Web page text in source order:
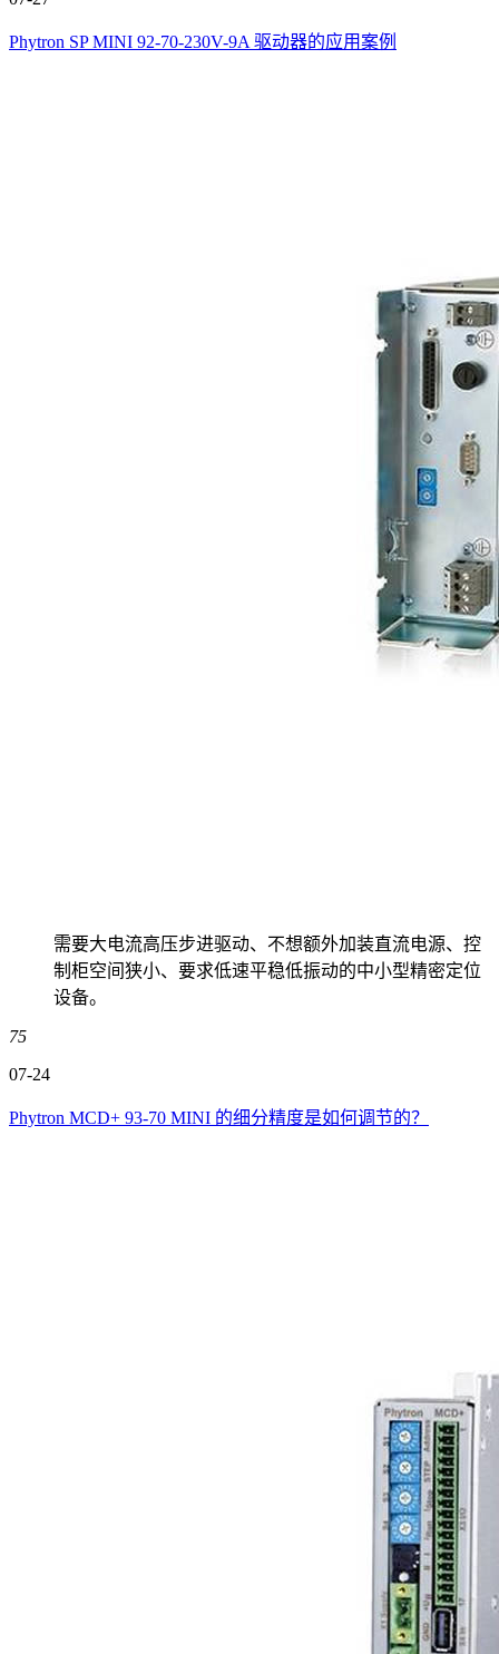
Phytron SP MINI 92-70-230V-9A 驱动器的应用案例
需要大电流高压步进驱动、不想额外加装直流电源、控
制柜空间狭小、要求低速平稳低振动的中小型精密定位
设备。
75
07-24
Phytron MCD+ 93-70 MINI 的细分精度是如何调节的？